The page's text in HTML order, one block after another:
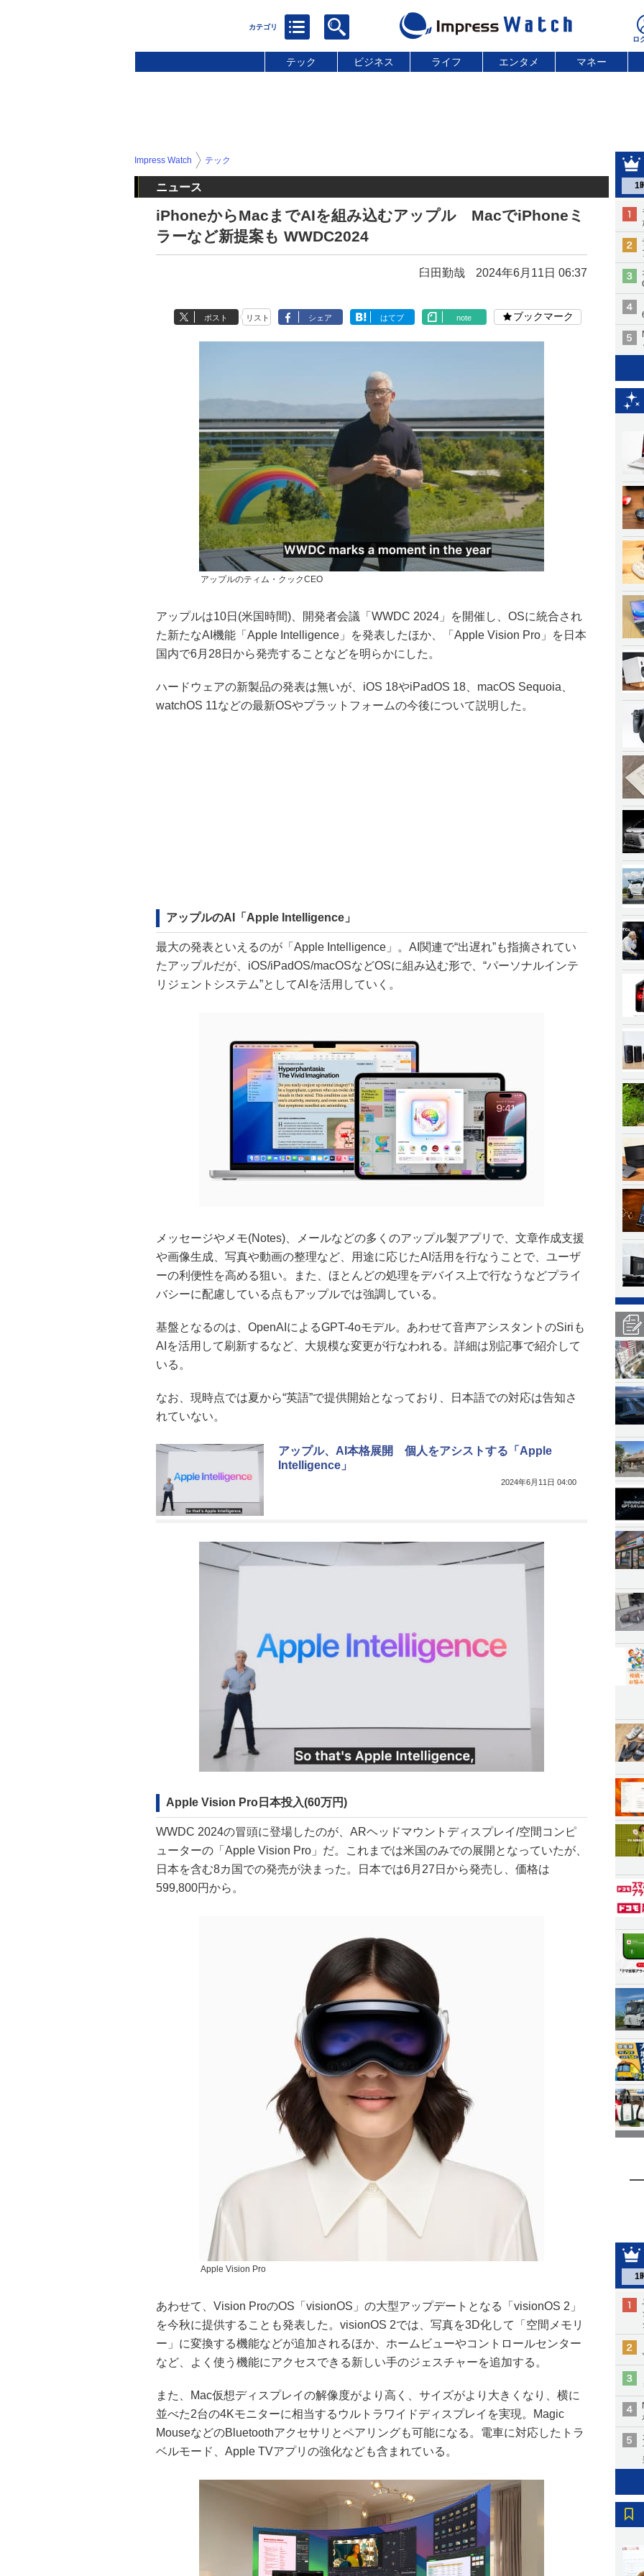
テック ビジネス ライフ エンタメ マネー
1
1
Impress Watch テック
ニュース
iPhoneからMacまでAIを組み込むアップル MacでiPhoneミ
ラーなど新提案も WWDC2024
臼田勤哉 2024年6月11日 06:37
ポスト リスト シェア はてブ note ブックマーク
アップルのティム・クックCEO
アップルは10日(米国時間)、開発者会議「WWDC 2024」を開催し、OSに統合され
た新たなAI機能「Apple Intelligence」を発表したほか、「Apple Vision Pro」を日本
国内で6月28日から発売することなどを明らかにした。
ハードウェアの新製品の発表は無いが、iOS 18やiPadOS 18、macOS Sequoia、
watchOS 11などの最新OSやプラットフォームの今後について説明した。
アップルのAI「Apple Intelligence」
最大の発表といえるのが「Apple Intelligence」。AI関連で“出遅れ”も指摘されてい
たアップルだが、iOS/iPadOS/macOSなどOSに組み込む形で、“パーソナルインテ
リジェントシステム”としてAIを活用していく。
メッセージやメモ(Notes)、メールなどの多くのアップル製アプリで、文章作成支援
や画像生成、写真や動画の整理など、用途に応じたAI活用を行なうことで、ユーザ
ーの利便性を高める狙い。また、ほとんどの処理をデバイス上で行なうなどプライ
バシーに配慮している点もアップルでは強調している。
基盤となるのは、OpenAIによるGPT-4oモデル。あわせて音声アシスタントのSiriも
AIを活用して刷新するなど、大規模な変更が行なわれる。詳細は別記事で紹介して
いる。
なお、現時点では夏から“英語”で提供開始となっており、日本語での対応は告知さ
れていない。
アップル、AI本格展開 個人をアシストする「Apple
Intelligence」
2024年6月11日 04:00
Apple Vision Pro日本投入(60万円)
WWDC 2024の冒頭に登場したのが、ARヘッドマウントディスプレイ/空間コンピ
ューターの「Apple Vision Pro」だ。これまでは米国のみでの展開となっていたが、
日本を含む8カ国での発売が決まった。日本では6月27日から発売し、価格は
599,800円から。
Apple Vision Pro
あわせて、Vision ProのOS「visionOS」の大型アップデートとなる「visionOS 2」
を今秋に提供することも発表した。visionOS 2では、写真を3D化して「空間メモリ
ー」に変換する機能などが追加されるほか、ホームビューやコントロールセンター
など、よく使う機能にアクセスできる新しい手のジェスチャーを追加する。
また、Mac仮想ディスプレイの解像度がより高く、サイズがより大きくなり、横に
並べた2台の4Kモニターに相当するウルトラワイドディスプレイを実現。Magic
MouseなどのBluetoothアクセサリとペアリングも可能になる。電車に対応したトラ
ベルモード、Apple TVアプリの強化なども含まれている。